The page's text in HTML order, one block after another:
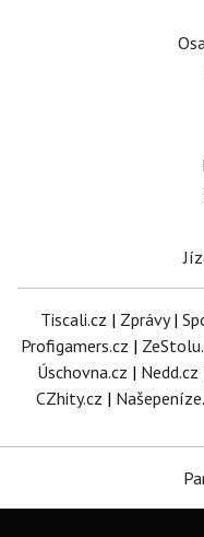
Tiscali.cz | Zprávy|
Profigamers.cz |
Úschovna.cz | Nedd.cz
CZhity.cz |